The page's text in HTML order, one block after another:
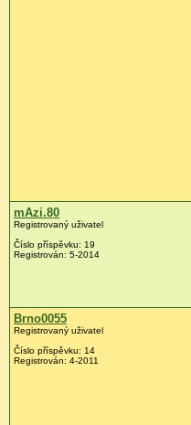
mAzi.80
Registrovaný uživatel
Číslo příspěvku: 19
Registrován: 5-2014
Brno0055
Registrovaný uživatel
Číslo příspěvku: 14
Registrován: 4-2011